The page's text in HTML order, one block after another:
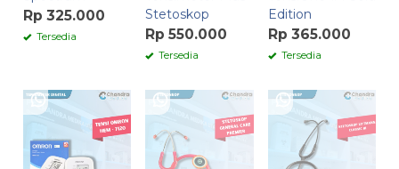
Rp 325.000
Tersedia
Stetoskop
Rp 550.000
Tersedia
Edition
Rp 365.000
Tersedia